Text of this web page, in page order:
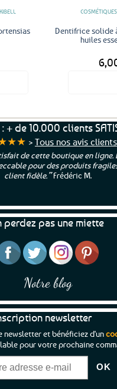
Dentifrice solide
huiles
+ de 10.000 clients
> Tous nos avis clients
de cette boutique en ligne.
pour des produits
client fidèle.”Frédéric M.
perdez pas une miette
Notre blog
newsletter
newsletter et bénéficiez d'un
pour votre prochaine